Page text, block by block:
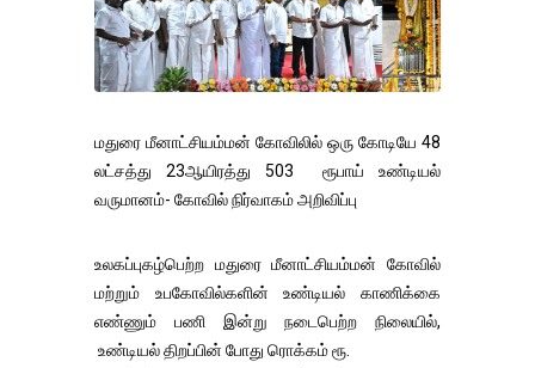
மதுரை மீனாட்சியம்மன் கோவிலில் ஒரு கோடியே 48
லட்சத்து 23ஆயிரத்து 503 ரூபாய் உண்டியல்
வருமானம்- கோவில் நிர்வாகம் அறிவிப்பு
உலகப்புகழ்பெற்ற மதுரை மீனாட்சியம்மன் கோவில்
மற்றும் உபகோவில்களின் உண்டியல் காணிக்கை
எண்ணும் பணி இன்று நடைபெற்ற நிலையில்,
உண்டியல் திறப்பின் போது ரொக்கம் ரூ.